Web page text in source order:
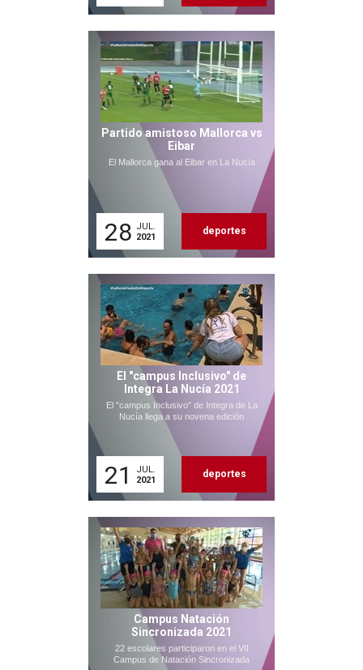
Partido amistoso Mallorca vs
Eibar
El Mallorca gana al Eibar en La Nucía
28 JUL.
2021
deportes
El "campus Inclusivo" de
Integra La Nucía 2021
El "campus Inclusivo" de Integra de La
Nucía llega a su novena edición
21
JUL.
2021
deportes
Campus Natación
Sincronizada 2021
22 escolares participaron en el VII
Campus de Natación Sincronizada